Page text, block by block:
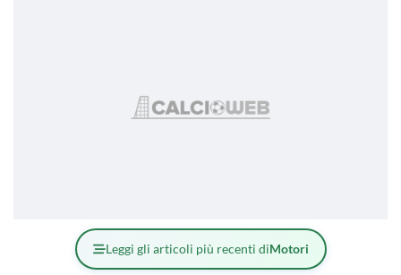
Leggi gli articoli più recenti diMotori